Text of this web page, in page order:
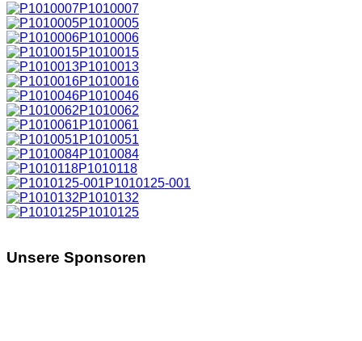
P1010007
P1010005
P1010006
P1010015
P1010013
P1010016
P1010046
P1010062
P1010061
P1010051
P1010084
P1010118
P1010125-001
P1010132
P1010125
Unsere Sponsoren